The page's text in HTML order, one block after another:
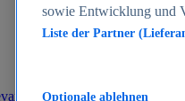
Altersgruppen 2024
sowie Entwicklung und
Liste der Partner
Optionale ablehnen